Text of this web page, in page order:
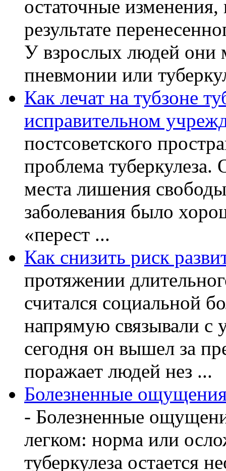
остаточные
результате
У взрослых людей они
пневмонии или
Как лечат на тубзоне
исправительном
постсоветского
проблема
места лишения
заболевания было
«перест ...
Как снизить риск
протяжении
считался социальной
напрямую связывали с
сегодня он вышел за
поражает людей нез ...
Болезненные
- Болезненные
легком: норма или
туберкулеза остается